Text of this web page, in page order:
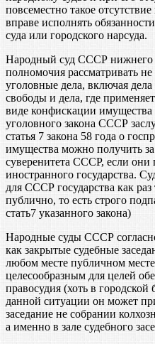
повсеместно такое
вправе исполнять
суда или городского нарсуда.
Народный суд СССР нижнего
полномочия рассматривать
уголовные дела, включая
свободы и дела, где
виде конфискации имущества
уголовного закона СССР
статья 7 закона 58 года о
имущества можно получить
суверенитета СССР, если они
иностранного государства.
для СССР государства как
публично, то есть строго
стать7 указанного закона)
Народные суды СССР
как закрытые судебные
любом месте публичном
целесообразным для целей
правосудия (хоть в
данной ситуации он может
заседание не собрании
а именно в зале судебного